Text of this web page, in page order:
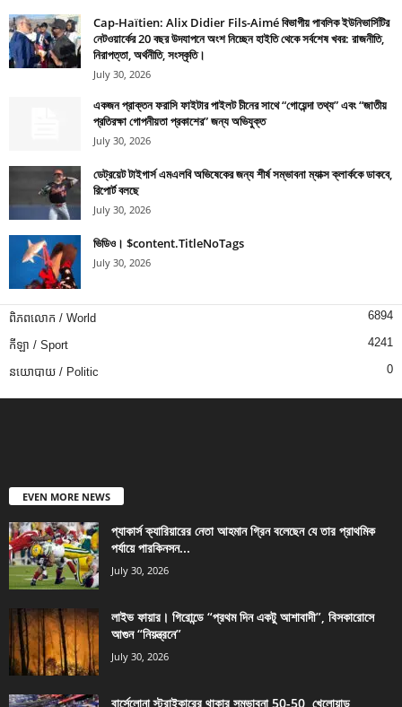
Cap-Haïtien: Alix Didier Fils-Aimé বিভাগীয় পাবলিক ইউনিভার্সিটির
নেটওয়ার্কের 20 বছর উদযাপনে অংশ নিচ্ছেন হাইতি থেকে সর্বশেষ খবর: রাজনীতি,
নিরাপত্তা, অর্থনীতি, সংস্কৃতি।
July 30, 2026
একজন প্রাক্তন ফরাসি ফাইটার পাইলট চীনের সাথে “গোয়েন্দা তথ্য” এবং “জাতীয়
প্রতিরক্ষা গোপনীয়তা প্রকাশের” জন্য অভিযুক্ত
July 30, 2026
ডেট্রয়েট টাইগার্স এমএলবি অভিষেকের জন্য শীর্ষ সম্ভাবনা ম্যাক্স ক্লার্ককে ডাকবে,
রিপোর্ট বলছে
July 30, 2026
ভিডিও। $content.TitleNoTags
July 30, 2026
ពិភពលោក / World 6894
កីឡា / Sport 4241
នយោបាយ / Politic 0
EVEN MORE NEWS
প্যাকার্স ক্যারিয়ারের নেতা আহমান গ্রিন বলেছেন যে তার প্রাথমিক
পর্যায়ে পারকিনসন...
July 30, 2026
লাইভ ফায়ার। গিরোন্ডে “প্রথম দিন একটু আশাবাদী”, বিসকারোসে
আগুন “নিয়ন্ত্রনে”
July 30, 2026
বার্সেলোনা স্ট্রাইকারের থাকার সম্ভাবনা 50-50, খেলোয়াড়